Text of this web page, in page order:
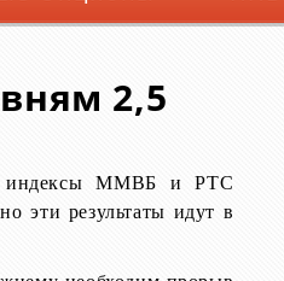
2,5
индексы ММВБ и РТС
эти результаты идут в